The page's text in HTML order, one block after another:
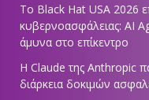
Το Black Hat USA 2026
κυβερνοασφάλειας: AI
άμυνα στο επίκεντρο
Η Claude της Anthropic
διάρκεια δοκιμών